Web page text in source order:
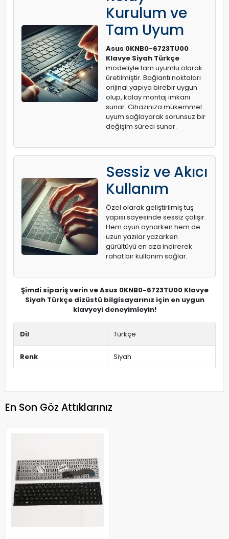
Kurulum ve
Tam Uyum
Asus 0KNB0-6723TU00
Klavye Siyah Türkçe
modeliyle tam uyumlu olarak
üretilmiştir. Bağlantı noktaları
orijinal yapıya birebir uygun
olup, kolay montaj imkanı
sunar. Cihazınıza mükemmel
uyum sağlayarak sorunsuz bir
değişim süreci sunar.
Sessiz ve Akıcı
Kullanım
Özel olarak geliştirilmiş tuş
yapısı sayesinde sessiz çalışır.
Hem oyun oynarken hem de
uzun yazılar yazarken
gürültüyü en aza indirerek
rahat bir kullanım sağlar.
Şimdi sipariş verin ve Asus 0KNB0-6723TU00 Klavye
Siyah Türkçe dizüstü bilgisayarınız için en uygun
klavyeyi deneyimleyin!
Dil Türkçe
Renk Siyah
En Son Göz Attıklarınız